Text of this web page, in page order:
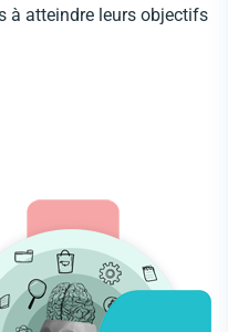
à atteindre leurs objectifs